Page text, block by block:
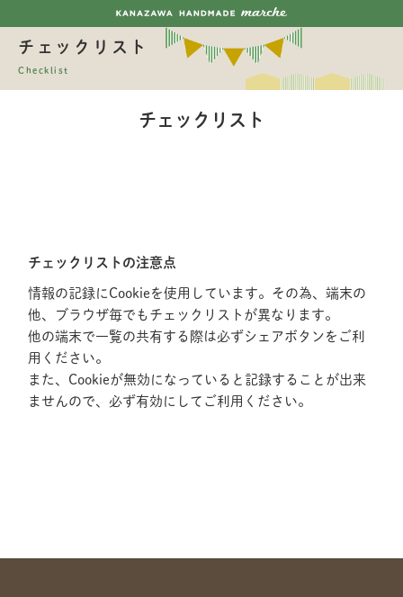
チェックリスト
Checklist
チェックリスト
チェックリストの注意点
情報の記録にCookieを使用しています。その為、端末の
他、ブラウザ毎でもチェックリストが異なります。
他の端末で一覧の共有する際は必ずシェアボタンをご利
用ください。
また、Cookieが無効になっていると記録することが出来
ませんので、必ず有効にしてご利用ください。